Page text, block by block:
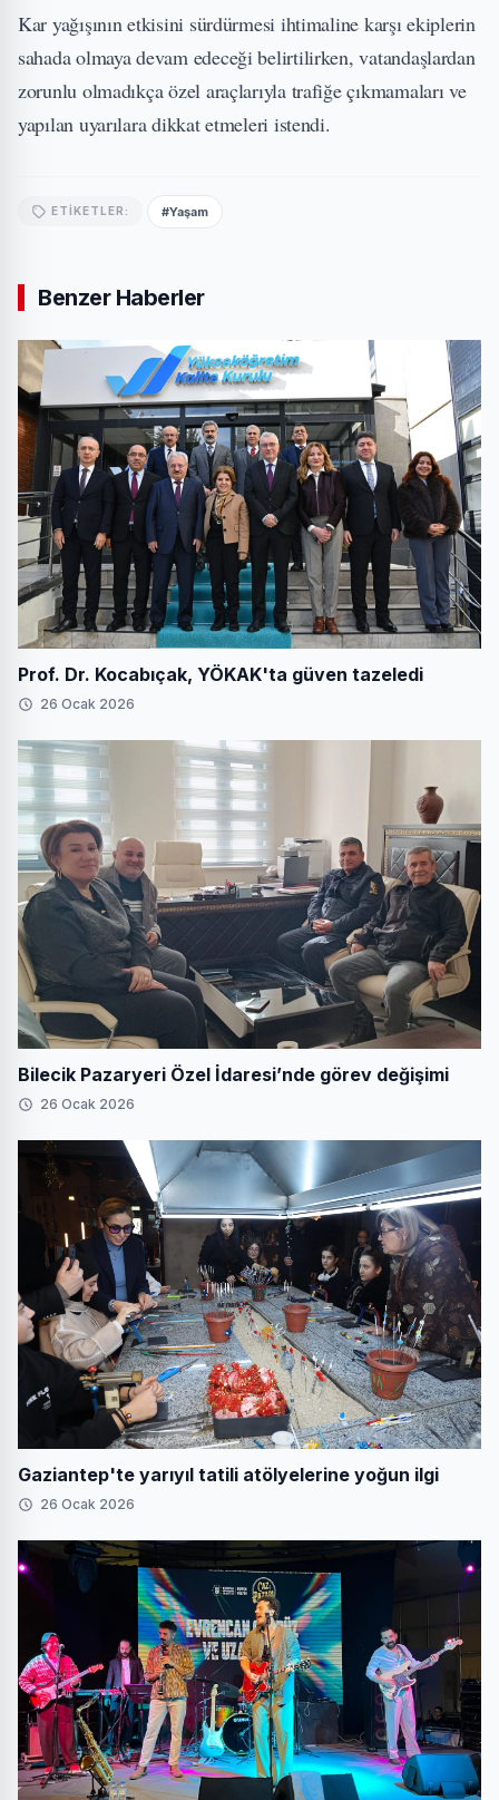
Kar yağışının etkisini sürdürmesi ihtimaline karşı ekiplerin
sahada olmaya devam edeceği belirtilirken, vatandaşlardan
zorunlu olmadıkça özel araçlarıyla trafiğe çıkmamaları ve
yapılan uyarılara dikkat etmeleri istendi.
ETIKETLER: #Yaşam
Benzer Haberler
Prof. Dr. Kocabıçak, YÖKAK'ta güven tazeledi
26 Ocak 2026
Bilecik Pazaryeri Özel İdaresi’nde görev değişimi
26 Ocak 2026
Gaziantep'te yarıyıl tatili atölyelerine yoğun ilgi
26 Ocak 2026